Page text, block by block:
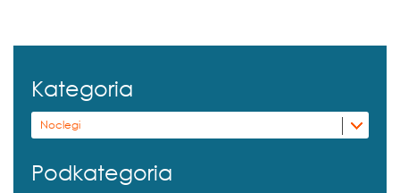
Kategoria
Noclegi
Podkategoria